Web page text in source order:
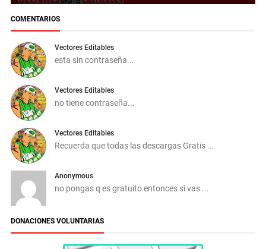
COMENTARIOS
Vectores Editables
esta sin contraseña...
Vectores Editables
no tiene contraseña...
Vectores Editables
Recuerda que todas las descargas Gratis ...
Anonymous
no pongas q es gratuito entonces si vas ...
DONACIONES VOLUNTARIAS